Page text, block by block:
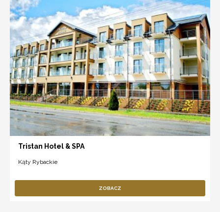
Tristan Hotel & SPA
Kąty Rybackie
ZOBACZ